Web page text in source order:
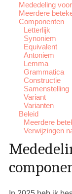
Mededeling
Meerdere
Componenten
Letterlijk
Synoniem
Equivalent
Antoniem
Lemma
Grammatica
Constructie
Samenstelling
Variant
Varianten
Beleid
Meerdere
Verwijzingen